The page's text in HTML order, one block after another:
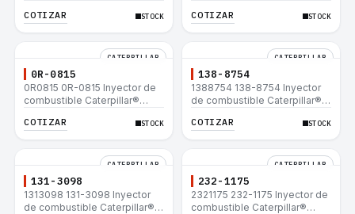
657E 631E 988F II
COTIZAR STOCK
657E 631E 988F II
COTIZAR STOCK
CATERPILLAR
0R-0815
0R0815 0R-0815 Inyector de
combustible Caterpillar®
657E 631E 988F II
COTIZAR STOCK
CATERPILLAR
138-8754
1388754 138-8754 Inyector
de combustible Caterpillar®
657E 631E 988F II
COTIZAR STOCK
CATERPILLAR
131-3098
1313098 131-3098 Inyector
de combustible Caterpillar®
CATERPILLAR
232-1175
2321175 232-1175 Inyector de
combustible Caterpillar®